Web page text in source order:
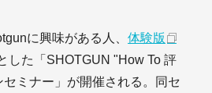
に興味がある人、 体験版
した「SHOTGUN "How To 評
ミナー」が開催される。同セ